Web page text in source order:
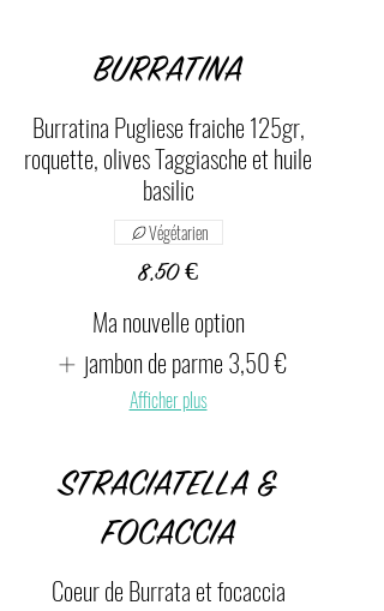
BURRATINA
Burratina Pugliese fraiche 125gr,
roquette, olives Taggiasche et huile
basilic
8,50 €
Végétarien
Ma nouvelle option
jambon de parme3,50 €
Afficher plus
STRACIATELLA &
FOCACCIA
Coeur de Burrata et focaccia